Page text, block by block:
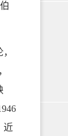
近